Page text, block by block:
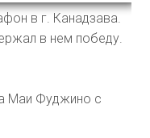
в г. Канадзава.
в нем победу.
Маи Фуджино с